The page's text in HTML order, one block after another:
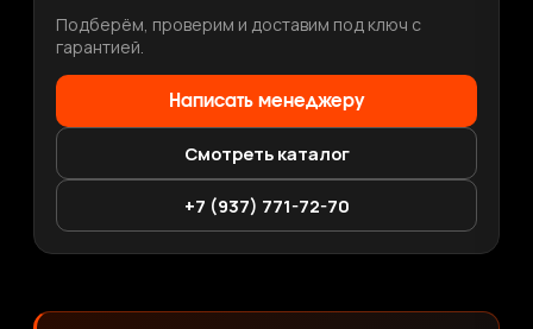
Подберём, проверим и доставим под ключ с
гарантией.
Написать менеджеру
Смотреть каталог
+7 (937) 771-72-70